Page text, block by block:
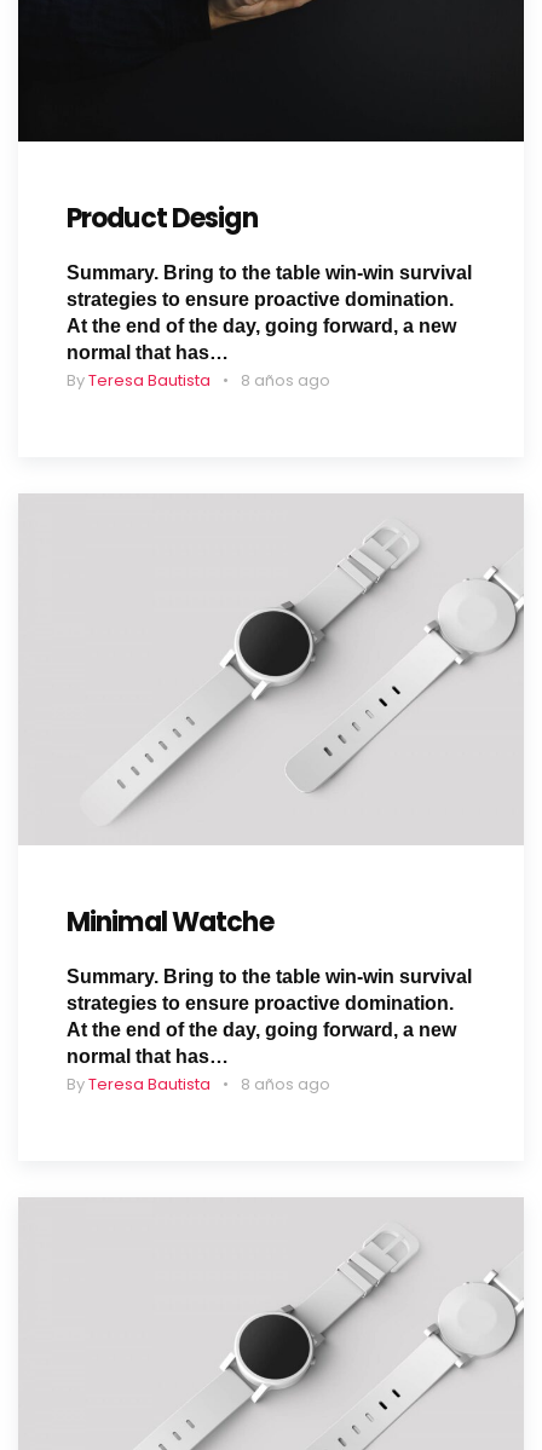
Product Design
Summary. Bring to the table win-win survival
strategies to ensure proactive domination.
At the end of the day, going forward, a new
normal that has…
ByTeresa Bautista 8 años ago
Minimal Watche
Summary. Bring to the table win-win survival
strategies to ensure proactive domination.
At the end of the day, going forward, a new
normal that has…
ByTeresa Bautista 8 años ago